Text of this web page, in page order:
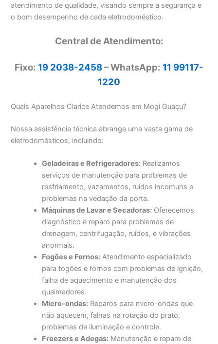
atendimento de qualidade, visando sempre a segurança e
o bom desempenho de cada eletrodoméstico.
Central de Atendimento:
Fixo: 19 2038-2458– WhatsApp: 11 99117-
1220
Quais Aparelhos Clarice Atendemos em Mogi Guaçu?
Nossa assistência técnica abrange uma vasta gama de
eletrodomésticos, incluindo:
Geladeiras e Refrigeradores: Realizamos
serviços de manutenção para problemas de
resfriamento, vazamentos, ruídos incomuns e
problemas na vedação da porta.
Máquinas de Lavar e Secadoras: Oferecemos
diagnóstico e reparo para problemas de
drenagem, centrifugação, ruídos, e vibrações
anormais.
Fogões e Fornos: Atendimento especializado
para fogões e fornos com problemas de ignição,
falha de aquecimento e manutenção dos
queimadores.
Micro-ondas: Reparos para micro-ondas que
não aquecem, falhas na rotação do prato,
problemas de iluminação e controle.
Freezers e Adegas: Manutenção e reparo de